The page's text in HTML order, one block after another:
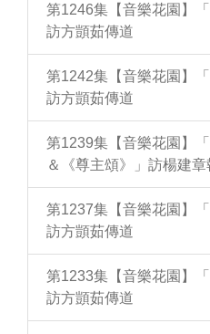
第1246集【音樂花園】
訪方顗茹傳道
第1242集【音樂花園】
訪方顗茹傳道
第1239集【音樂花園】
＆《尊主頌》」訪楊建章
第1237集【音樂花園】
訪方顗茹傳道
第1233集【音樂花園】
訪方顗茹傳道